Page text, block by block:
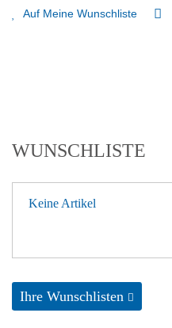
Auf Meine Wunschliste
WUNSCHLISTE
Keine Artikel
Ihre Wunschlisten